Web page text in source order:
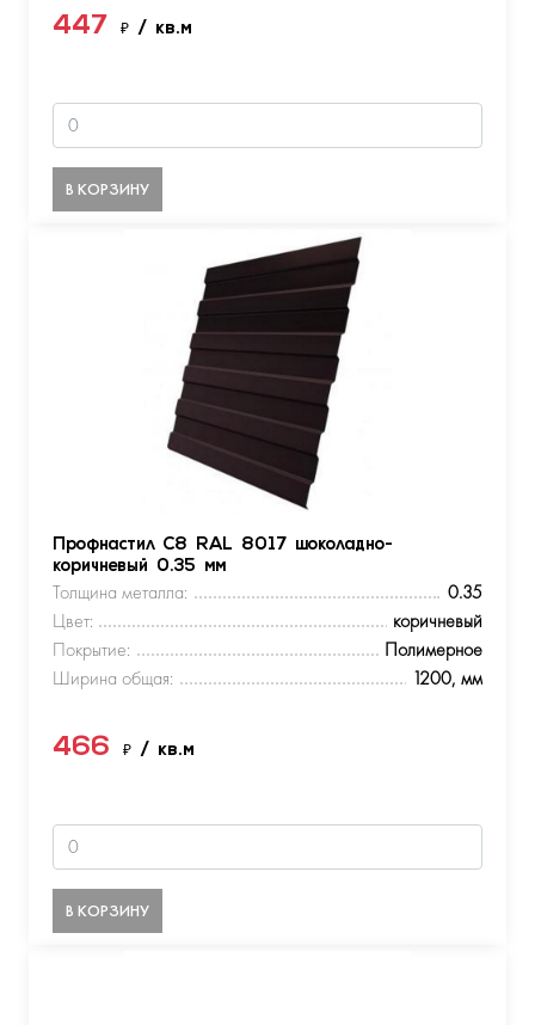
447 ₽ / кв.м
В КОРЗИНУ
Профнастил С8 RAL 8017 шоколадно-
коричневый 0.35 мм
Толщина металла:
0.35
Цвет:
коричневый
Покрытие:
Полимерное
Ширина общая:
1200, мм
466 ₽ / кв.м
В КОРЗИНУ